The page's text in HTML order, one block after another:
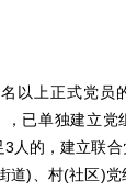
以上正式党员
，已单独建立党
3人的，建立联
道)、村(社区)党